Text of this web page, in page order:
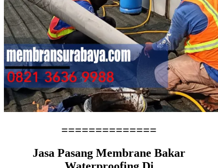
==============
Jasa Pasang Membrane Bakar